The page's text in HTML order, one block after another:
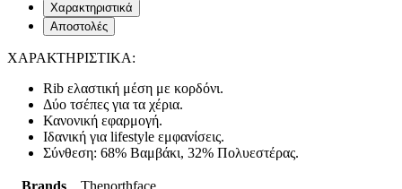
Χαρακτηριστικά
Αποστολές
ΧΑΡΑΚΤΗΡΙΣΤΙΚΑ:
Rib ελαστική μέση με κορδόνι.
Δύο τσέπες για τα χέρια.
Κανονική εφαρμογή.
Ιδανική για lifestyle εμφανίσεις.
Σύνθεση: 68% Βαμβάκι, 32% Πολυεστέρας.